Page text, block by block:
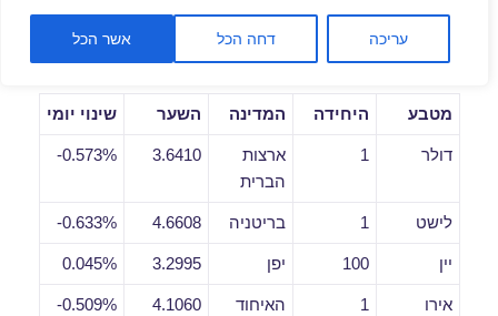
עריכה דחה הכל אשר הכל
שערי חליפין יומיים לתאריך
15/02/2019
מטבע היחידה המדינה השער שינוי יומי
דולר 1
ארצות
הברית
3.6410
0.573%-
לישט 1 בריטניה 4.6608
0.633%-
יין 100 יפן 3.2995
0.045%
אירו 1
האיחוד
4.1060
0.509%-